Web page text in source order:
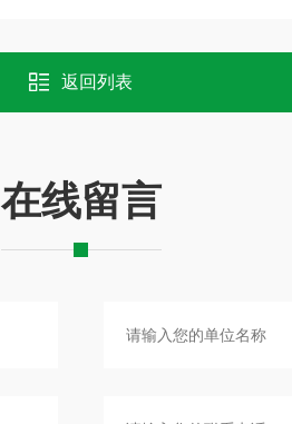
返回列表
在线留言